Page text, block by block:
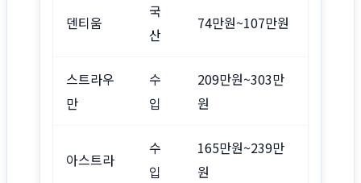
덴티움
국
산
74만원~107만원
스트라우
만
수
입
209만원~303만
원
아스트라
수
입
165만원~239만
원